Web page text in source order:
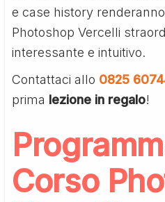
e case history
Photoshop Vercelli
interessante e intuitivo.
Contattaci allo 0825
prima lezione in regalo!
Corso